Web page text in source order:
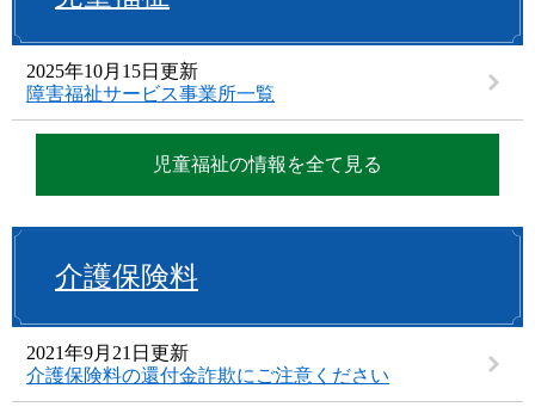
2025年10月15日更新
障害福祉サービス事業所一覧
児童福祉の情報を全て見る
介護保険料
2021年9月21日更新
介護保険料の還付金詐欺にご注意ください